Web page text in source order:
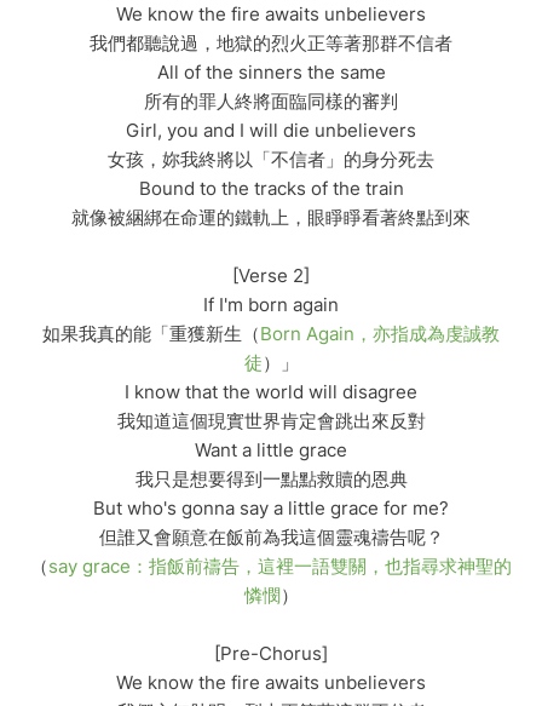
We know the fire awaits unbelievers
我們都聽說過，地獄的烈火正等著那群不信者
All of the sinners the same
所有的罪人終將面臨同樣的審判
Girl, you and I will die unbelievers
女孩，妳我終將以「不信者」的身分死去
Bound to the tracks of the train
就像被綑綁在命運的鐵軌上，眼睜睜看著終點到來
[Verse 2]
If I'm born again
如果我真的能「重獲新生（Born Again，亦指成為虔誠教
徒）」
I know that the world will disagree
我知道這個現實世界肯定會跳出來反對
Want a little grace
我只是想要得到一點點救贖的恩典
But who's gonna say a little grace for me?
但誰又會願意在飯前為我這個靈魂禱告呢？
（say grace：指飯前禱告，這裡一語雙關，也指尋求神聖的
憐憫）
[Pre-Chorus]
We know the fire awaits unbelievers